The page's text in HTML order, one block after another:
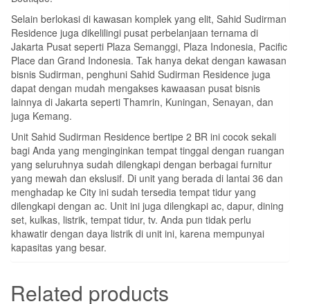
Selain berlokasi di kawasan komplek yang elit, Sahid Sudirman
Residence juga dikelilingi pusat perbelanjaan ternama di
Jakarta Pusat seperti Plaza Semanggi, Plaza Indonesia, Pacific
Place dan Grand Indonesia. Tak hanya dekat dengan kawasan
bisnis Sudirman, penghuni Sahid Sudirman Residence juga
dapat dengan mudah mengakses kawaasan pusat bisnis
lainnya di Jakarta seperti Thamrin, Kuningan, Senayan, dan
juga Kemang.
Unit Sahid Sudirman Residence bertipe 2 BR ini cocok sekali
bagi Anda yang menginginkan tempat tinggal dengan ruangan
yang seluruhnya sudah dilengkapi dengan berbagai furnitur
yang mewah dan ekslusif. Di unit yang berada di lantai 36 dan
menghadap ke City ini sudah tersedia tempat tidur yang
dilengkapi dengan ac. Unit ini juga dilengkapi ac, dapur, dining
set, kulkas, listrik, tempat tidur, tv. Anda pun tidak perlu
khawatir dengan daya listrik di unit ini, karena mempunyai
kapasitas yang besar.
Related products